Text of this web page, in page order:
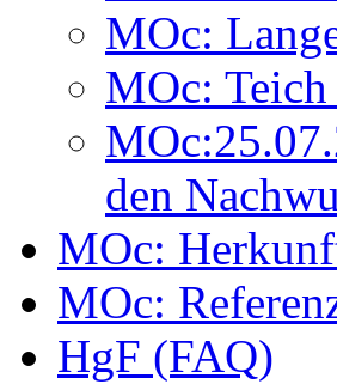
MOc:
MOc:
den
MOc:
MOc:
HgF (FAQ)